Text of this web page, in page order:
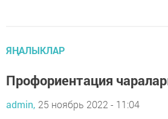
ЯҢАЛЫКЛАР
Профориентация
admin, 25 ноябрь 2022 - 11:04